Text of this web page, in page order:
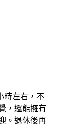
時左右，不
，還能擁有
。退休後再